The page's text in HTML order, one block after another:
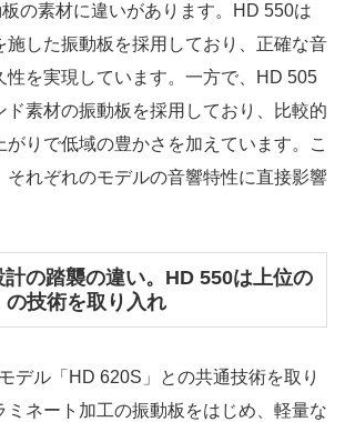
の素材に違いがあります。HD 550は
施した振動板を採用しており、正確な音
性を実現しています。一方で、HD 505
ド素材の振動板を採用しており、比較的
がりで低域の豊かさを加えています。こ
それぞれのモデルの音響特性に直接影響
計の踏襲の違い。HD 550は上位の
の技術を取り入れ
デル「HD 620S」との共通技術を取り
ミネート加工の振動板をはじめ、軽量な